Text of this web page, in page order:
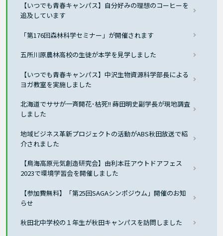
【いつでも青春キャンパス】自分好みの理想のコーヒーを
追及しています
「第176回森林科学セミナー」が開催されます
五所川原農林高校の生徒が本学を見学しました
【いつでも青春キャンパス】中沢生物資源科学部長による
ヨガ教室を実施しました
北海道でササが一斉開花･枯死!! 蒔田明史副学長が現地調査
しました
地域ビジネス革新プロジェクトの活動がABS秋田放送で紹
介されました
【鳥海高原元気創造研究会】由利本荘アウトドアフェス
2023で環境学習会を開催しました
【参加費無料】「第25回SAGAシンポジウム」開催のお知
らせ
秋田北中学校の１年生が秋田キャンパスを訪問しました